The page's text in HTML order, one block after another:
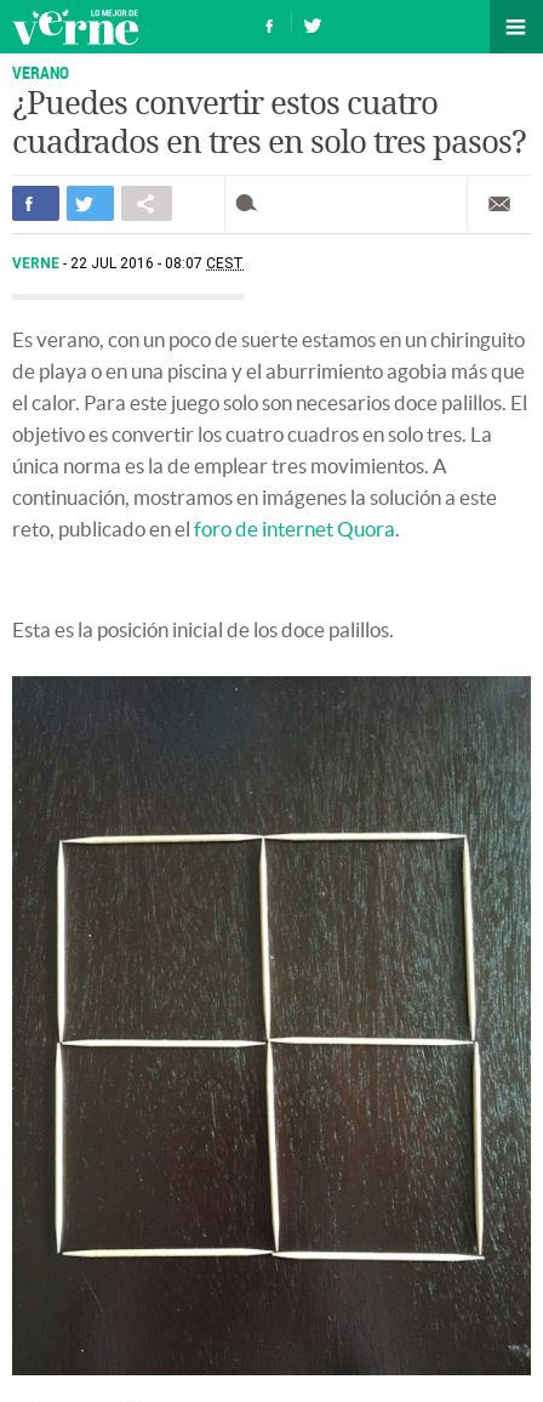
VERANO
¿Puedes convertir estos cuatro
cuadrados en tres en solo tres pasos?
VERNE 22 JUL 2016 - 08:07 CEST
Es verano, con un poco de suerte estamos en un chiringuito
de playa o en una piscina y el aburrimiento agobia más que
el calor. Para este juego solo son necesarios doce palillos. El
objetivo es convertir los cuatro cuadros en solo tres. La
única norma es la de emplear tres movimientos. A
continuación, mostramos en imágenes la solución a este
reto, publicado en el foro de internet Quora.
Esta es la posición inicial de los doce palillos.